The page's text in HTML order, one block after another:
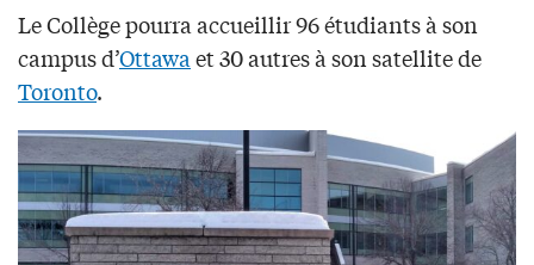
Le Collège pourra accueillir 96 étudiants à son
campus d’Ottawaet 30 autres à son satellite de
Toronto.